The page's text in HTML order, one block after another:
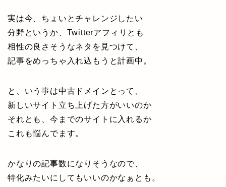
実は今、ちょいとチャレンジしたい
分野というか、Twitterアフィリとも
相性の良さそうなネタを見つけて、
記事をめっちゃ入れ込もうと計画中。
と、いう事は中古ドメインとって、
新しいサイト立ち上げた方がいいのか
それとも、今までのサイトに入れるか
これも悩んでます。
かなりの記事数になりそうなので、
特化みたいにしてもいいのかなぁとも。